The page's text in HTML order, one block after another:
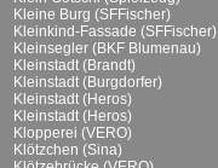
Kleine Burg (SFFischer)
Kleinkind-Fassade (SFFischer)
Kleinsegler (BKF Blumenau)
Kleinstadt (Brandt)
Kleinstadt (Burgdorfer)
Kleinstadt (Heros)
Kleinstadt (Heros)
Klopperei (VERO)
Klötzchen (Sina)